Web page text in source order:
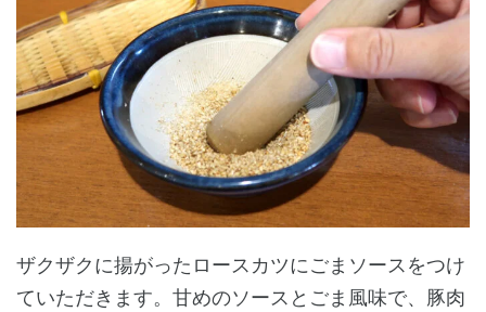
ザクザクに揚がったロースカツにごまソースをつけ
ていただきます。甘めのソースとごま風味で、豚肉